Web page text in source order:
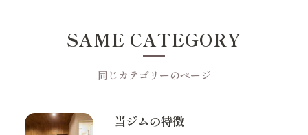
同じカテゴリーのページ
SAME CATEGORY
当ジムの特徴